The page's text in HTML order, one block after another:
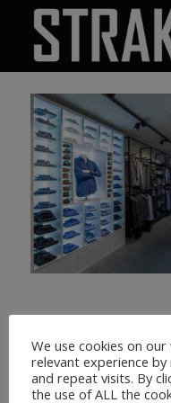
Plaats een
We use cookies on
relevant experience
and repeat visits. By
the use of ALL the